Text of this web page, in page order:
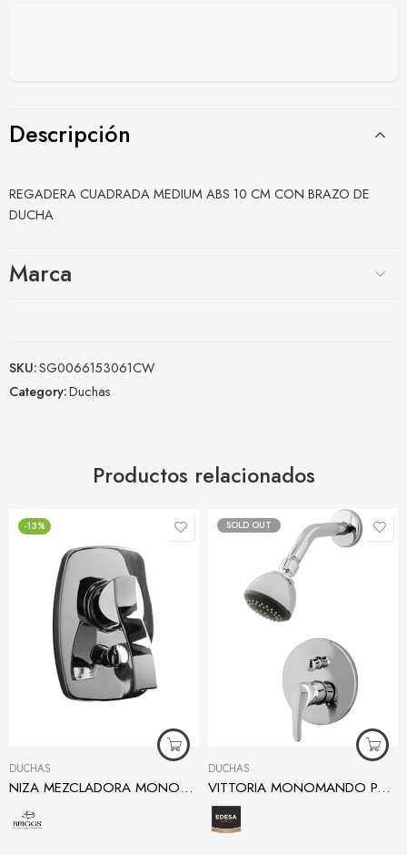
Descripción
REGADERA CUADRADA MEDIUM ABS 10 CM CON BRAZO DE
DUCHA
Marca
SKU:SG0066153061CW
Category:Duchas
Productos relacionados
-13%
DUCHAS
NIZA MEZCLADORA MONOMANDO DE DUCHA 2 FUNCIONES
SOLD OUT
DUCHAS
VITTORIA MONOMANDO PARA DUCHA 2 FUNCIONES CON REGADERA